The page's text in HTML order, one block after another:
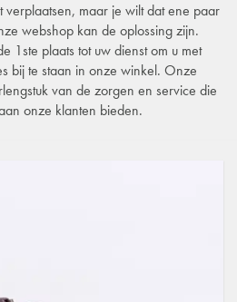
verplaatsen, maar je wilt dat ene paar
webshop kan de oplossing zijn.
1ste plaats tot uw dienst om u met
bij te staan in onze winkel. Onze
van de zorgen en service die
onze klanten bieden.